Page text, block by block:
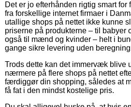
Det er jo efterhånden rigtig smart
fra forskellige internet firmaer i
utallige shops på nettet ikke kunne
priserne på produkterne – til babyer
også til mænd og kvinder – helt i
gange sikre levering uden
Trods dette kan det immervæk blive
nærmere på flere shops på nettet
færdiggør din shopping, således at
få fat i den mindst kostelige pris.